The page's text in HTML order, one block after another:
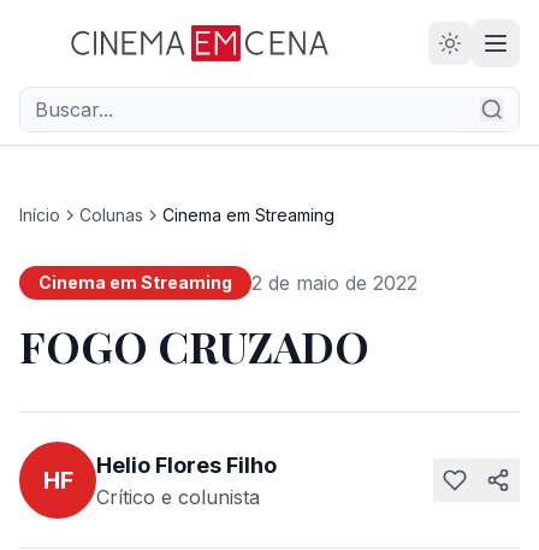
28
ANOS
Início Colunas Cinema em Streaming
Cinema em Streaming 2 de maio de 2022
FOGO CRUZADO
HF
Helio Flores Filho
Crítico e colunista